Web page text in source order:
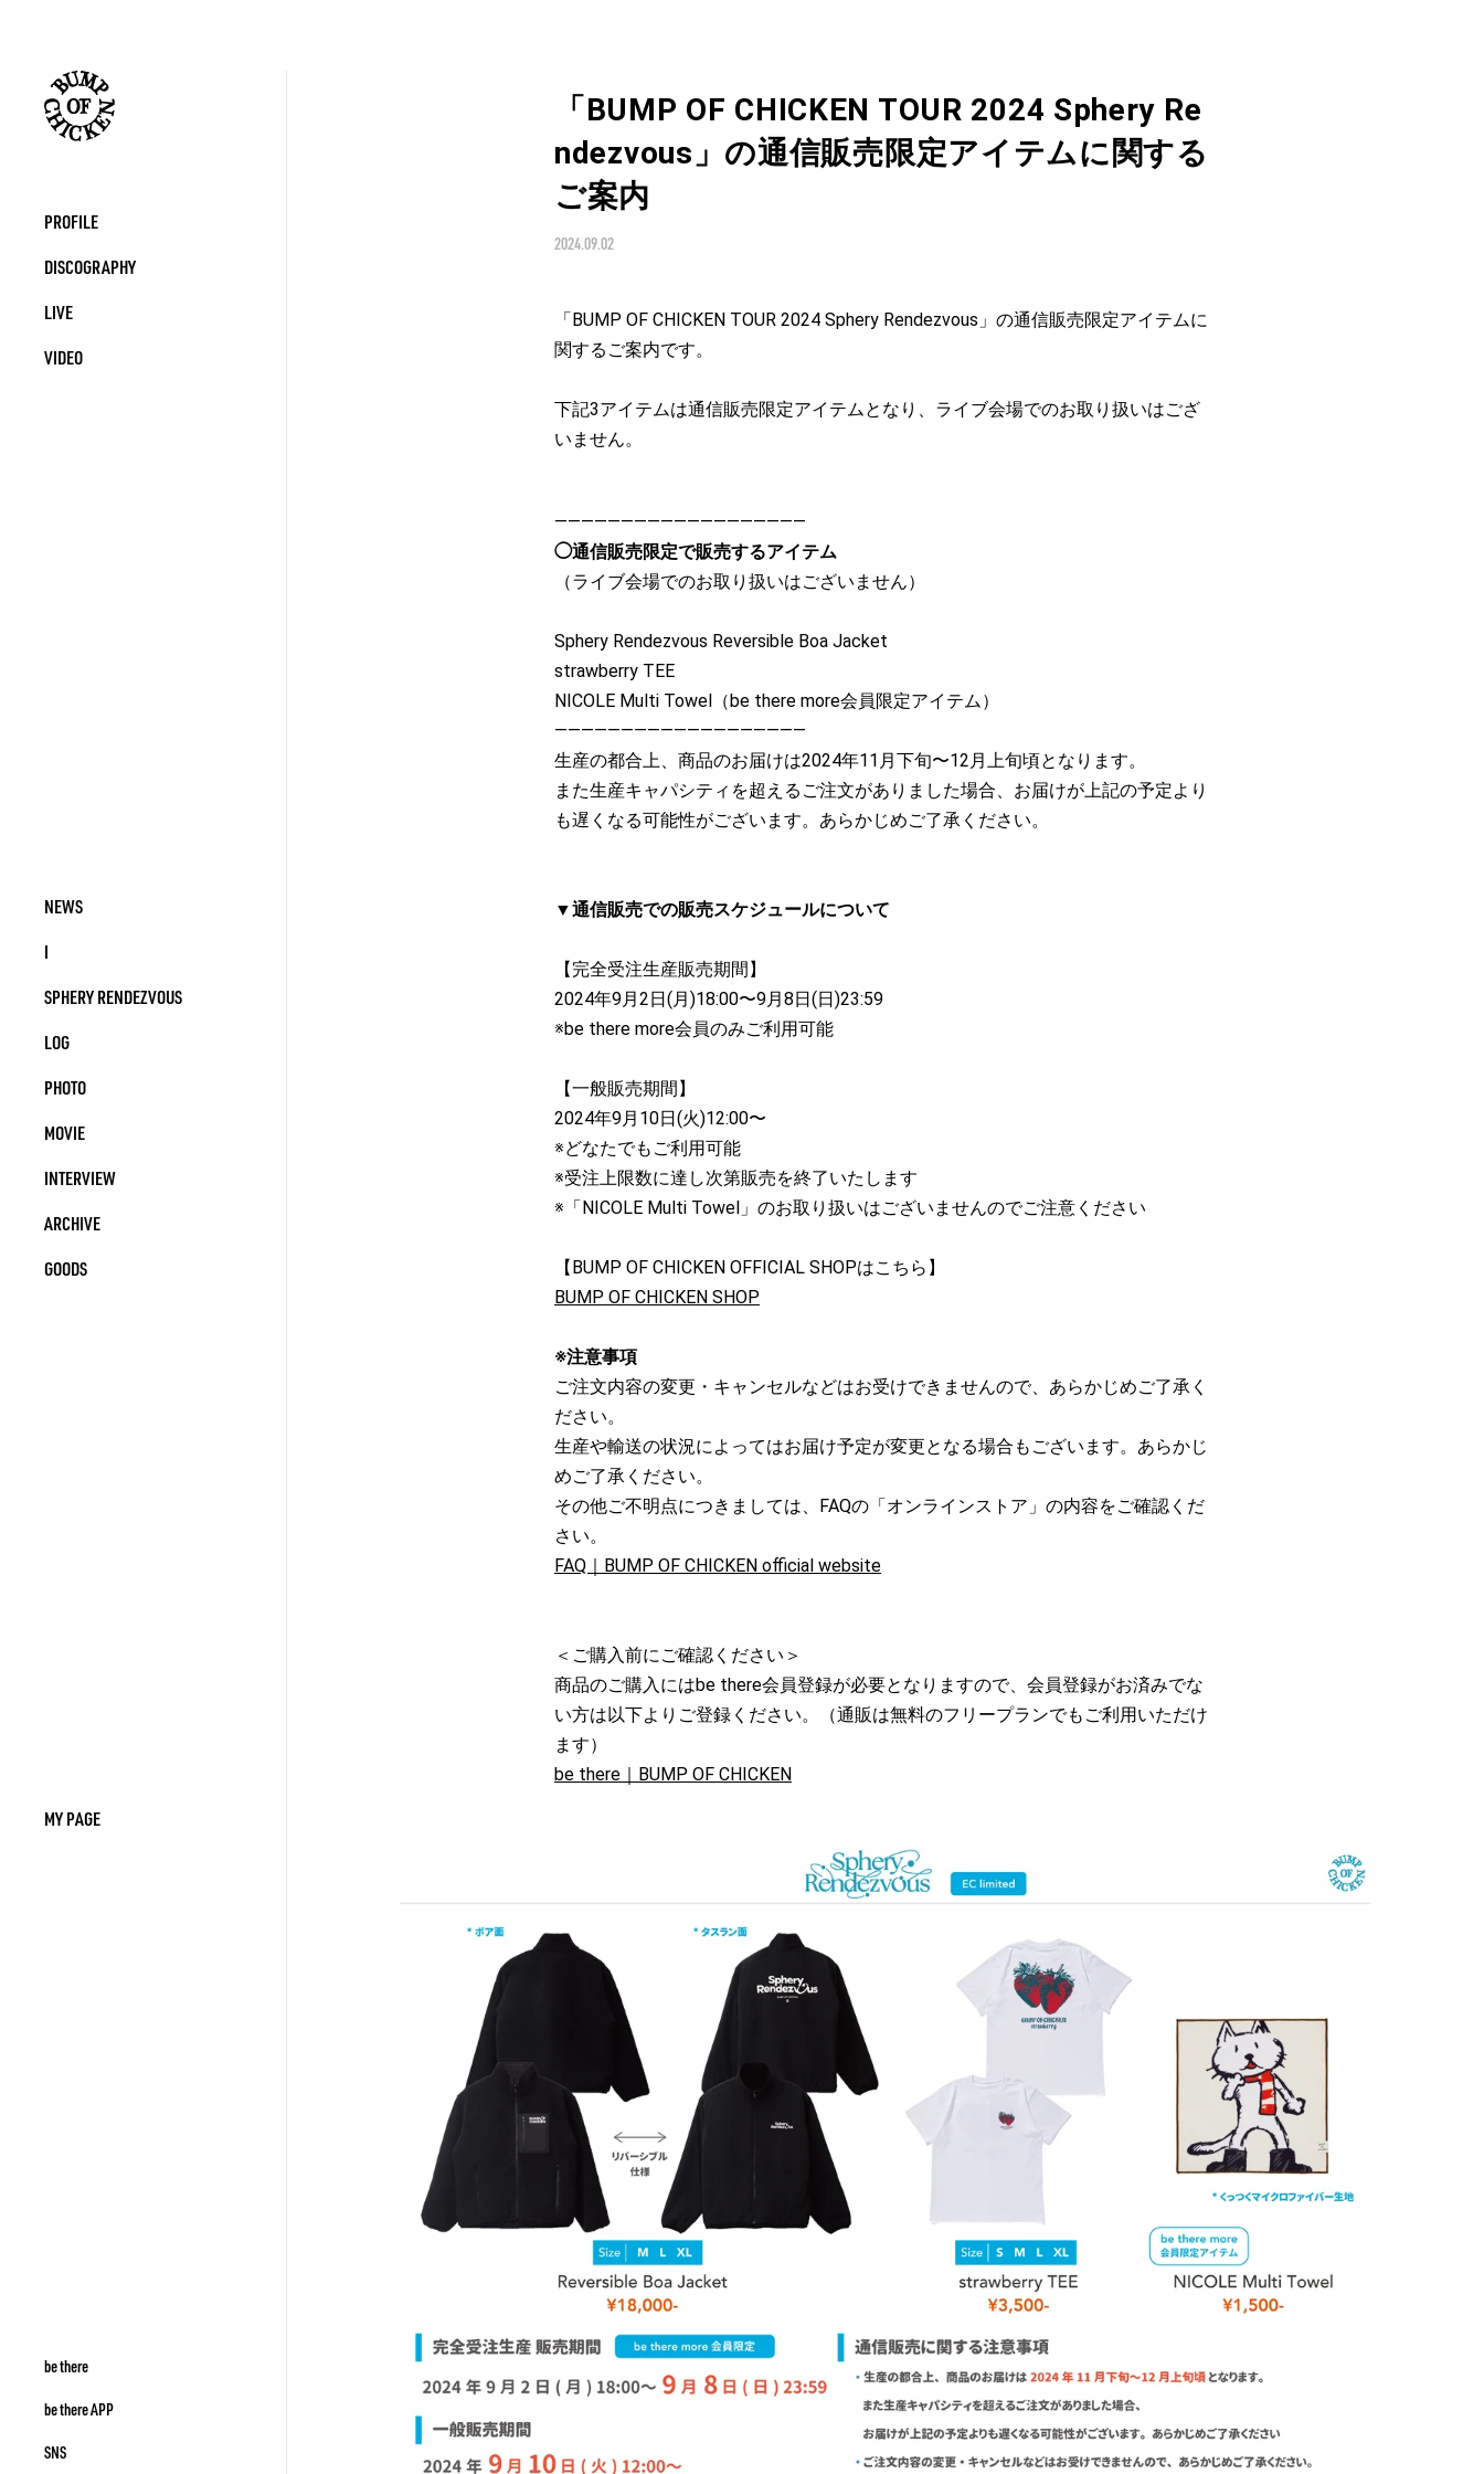
PROFILE
DISCOGRAPHY
LIVE
VIDEO
NEWS
I
SPHERY RENDEZVOUS
LOG
PHOTO
MOVIE
INTERVIEW
ARCHIVE
GOODS
MY PAGE
be there
be there APP
SNS
「BUMP OF CHICKEN TOUR 2024 Sphery Re
ndezvous」の通信販売限定アイテムに関する
ご案内
2024.09.02
「BUMP OF CHICKEN TOUR 2024 Sphery Rendezvous」の通信販売限定アイテムに
関するご案内です。
下記3アイテムは通信販売限定アイテムとなり、ライブ会場でのお取り扱いはござ
いません。
―――――――――――――――――――
◯通信販売限定で販売するアイテム
（ライブ会場でのお取り扱いはございません）
Sphery Rendezvous Reversible Boa Jacket
strawberry TEE
NICOLE Multi Towel（be there more会員限定アイテム）
―――――――――――――――――――
生産の都合上、商品のお届けは2024年11月下旬〜12月上旬頃となります。
また生産キャパシティを超えるご注文がありました場合、お届けが上記の予定より
も遅くなる可能性がございます。あらかじめご了承ください。
▼通信販売での販売スケジュールについて
【完全受注生産販売期間】
2024年9月2日(月)18:00〜9月8日(日)23:59
※be there more会員のみご利用可能
【一般販売期間】
2024年9月10日(火)12:00〜
※どなたでもご利用可能
※受注上限数に達し次第販売を終了いたします
※「NICOLE Multi Towel」のお取り扱いはございませんのでご注意ください
【BUMP OF CHICKEN OFFICIAL SHOPはこちら】
BUMP OF CHICKEN SHOP
※注意事項
ご注文内容の変更・キャンセルなどはお受けできませんので、あらかじめご了承く
ださい。
生産や輸送の状況によってはお届け予定が変更となる場合もございます。あらかじ
めご了承ください。
その他ご不明点につきましては、FAQの「オンラインストア」の内容をご確認くだ
さい。
FAQ｜BUMP OF CHICKEN official website
＜ご購入前にご確認ください＞
商品のご購入にはbe there会員登録が必要となりますので、会員登録がお済みでな
い方は以下よりご登録ください。（通販は無料のフリープランでもご利用いただけ
ます）
be there｜BUMP OF CHICKEN